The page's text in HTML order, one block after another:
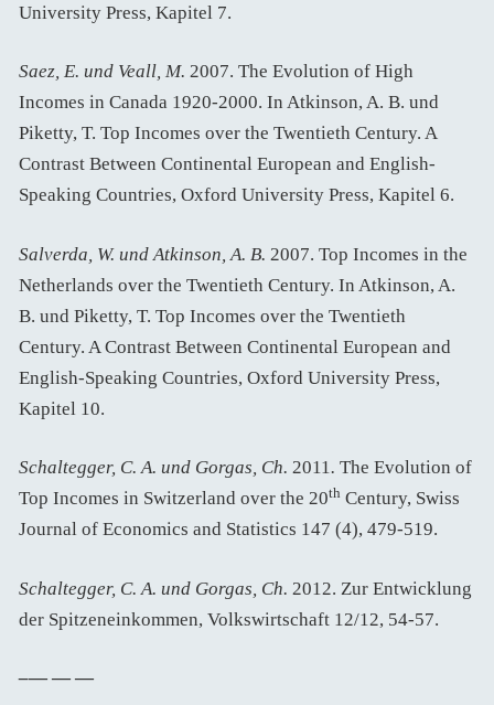
University Press, Kapitel 7.
Saez, E. und Veall, M. 2007. The Evolution of High
Incomes in Canada 1920-2000. In Atkinson, A. B. und
Piketty, T. Top Incomes over the Twentieth Century. A
Contrast Between Continental European and English-
Speaking Countries, Oxford University Press, Kapitel 6.
Salverda, W. und Atkinson, A. B. 2007. Top Incomes in the
Netherlands over the Twentieth Century. In Atkinson, A.
B. und Piketty, T. Top Incomes over the Twentieth
Century. A Contrast Between Continental European and
English-Speaking Countries, Oxford University Press,
Kapitel 10.
Schaltegger, C. A. und Gorgas, Ch. 2011. The Evolution of
Top Incomes in Switzerland over the 20th Century, Swiss
Journal of Economics and Statistics 147 (4), 479-519.
Schaltegger, C. A. und Gorgas, Ch. 2012. Zur Entwicklung
der Spitzeneinkommen, Volkswirtschaft 12/12, 54-57.
–— — —